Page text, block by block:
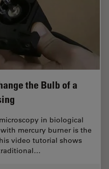
the Bulb of a
in biological
mercury burner is the
video tutorial shows